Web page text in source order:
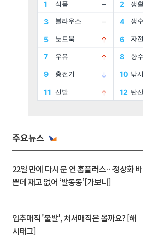
주요뉴스
22일 만에 다시 문 연 홈플러스…정상화 바
쁜데 재고 없어 ‘발동동’[가보니]
입추매직 '불발', 처서매직은 올까요? [해
시태그]